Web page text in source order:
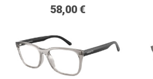
58,00 €